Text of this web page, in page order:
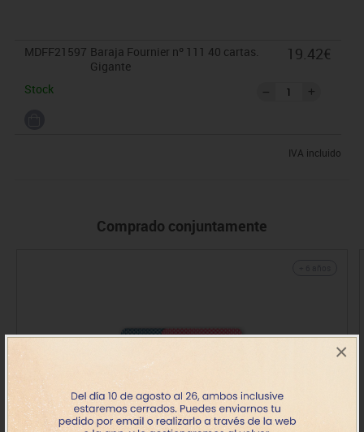
×
MDFF21597 Baraja Fournier nº 111 40 cartas.
Gigante
Stock
19.42€
IVA incluido
Comprado conjuntamente